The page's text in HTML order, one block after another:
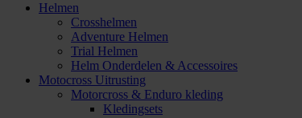
Helmen
Crosshelmen
Adventure Helmen
Trial Helmen
Helm Onderdelen & Accessoires
Motocross Uitrusting
Motorcross & Enduro kleding
Kledingsets